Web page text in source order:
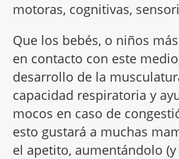
motoras, cognitivas,
Que los bebés, o niños
en contacto con este
desarrollo de la
capacidad respiratoria y
mocos en caso de
esto gustará a muchas
el apetito, aumentándolo